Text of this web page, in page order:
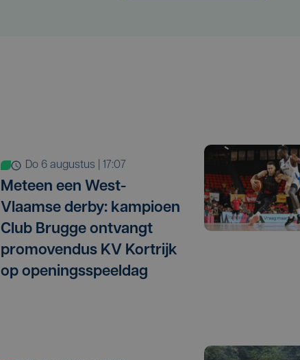
do 6 augustus | 17:07
Meteen een West-
Vlaamse derby: kampioen
Club Brugge ontvangt
promovendus KV Kortrijk
op openingsspeeldag